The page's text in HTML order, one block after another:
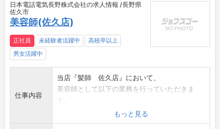
日本電話電気長野株式会社の求人情報 /長野県
佐久市
美容師(佐久店)
正社員 未経験者活躍中
高校卒以上
男女活躍中
仕事内容
当店『髪師 佐久店』において、
美容師として以下の業務を行っていただきま
◆カット専門店『髪師』での美容師全般業務を
していただきます。
もっと見る